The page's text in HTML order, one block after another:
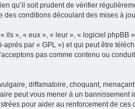
qu’il soit prudent de vérifier
des conditions découlant des mises à
ils », « eux », « leur », « logiciel
après par « GPL ») et qui peut être
pas comme contenu ou
diffamatoire, choquant,
peut vous mener à un
pour aider au renforcement de